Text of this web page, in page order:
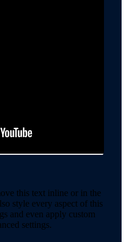
this text inline or in the
style every aspect of this
and even apply custom
settings.